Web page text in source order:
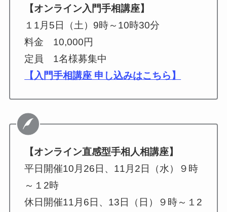
【オンライン入門手相講座】
１1月5日（土）9時～10時30分
料金 10,000円
定員 1名様募集中
【入門手相講座 申し込みはこちら】
【オンライン直感型手相人相講座】
平日開催10月26日、11月2日（水）９時
～１2時
休日開催11月6日、13日（日）９時～１2